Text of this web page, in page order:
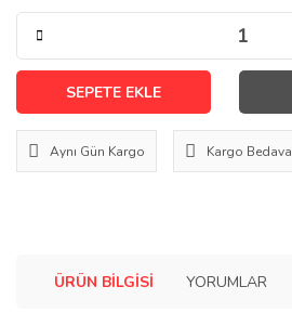
SEPETE EKLE
Aynı Gün Kargo Kargo Bedava
ÜRÜN BILGISI YORUMLAR